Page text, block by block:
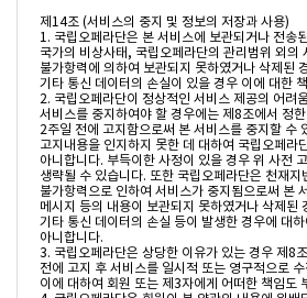
제14조 (서비스의 중지 및 정보의 저장과 사용)
1. 국립오페라단은 본 서비스에 보관되거나 전송
국가의 비상사태, 국립오페라단의 관리범위 외의
불가항력에 의하여 보관되지 못하였거나 삭제된
기타 통신 데이터의 손실이 있을 경우 이에 대한
2. 국립오페라단이 정상적인 서비스 제공의 어려
서비스를 중지하여야 할 경우에는 제8조에서 정
2주일 전에 고지함으로써 본 서비스를 중지할 수
고지내용을 인지하지 못한 데 대하여 국립오페라
아니합니다. 부득이한 사정이 있을 경우 위 사전
생략될 수 있습니다. 또한 국립오페라단은 천재지
불가항력으로 인하여 서비스가 중지됨으로써 본
메시지 등의 내용이 보관되지 못하였거나 삭제된
기타 통신 데이터의 손실 등이 발생한 경우에 대
아니합니다.
3. 국립오페라단은 상당한 이유가 있는 경우 제8
전에 고지 후 서비스를 일시적 또는 영구적으로
이에 대하여 회원 또는 제3자에게 어떠한 책임도